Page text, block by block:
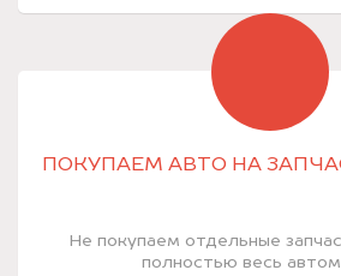
ПОКУПАЕМ АВТО НА
Не покупаем отдельные
полностью весь